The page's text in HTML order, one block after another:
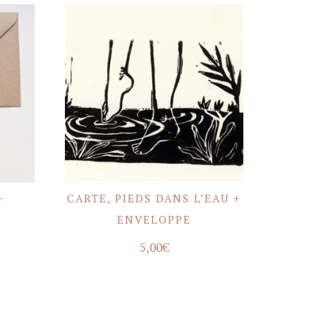
ACHETER
CARTE, PIEDS DANS L’EAU +
ENVELOPPE
5,00€